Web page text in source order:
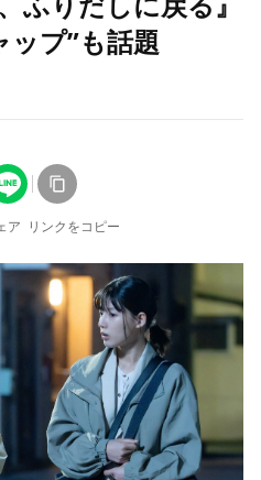
ップ”も話題
ア リンクをコピー